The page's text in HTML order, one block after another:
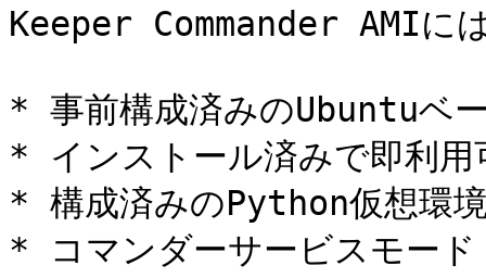
Keeper Commander AMIに
* 事前構成済みのUbuntuベ
* インストール済みで即利
* 構成済みのPython仮想環
* コマンダーサービスモー